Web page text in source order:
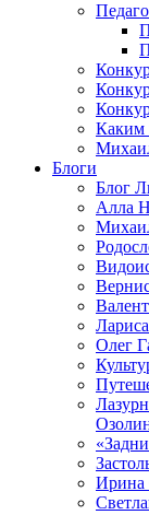
Каким
Блоги
Блог
Алла
Олег
Ирина